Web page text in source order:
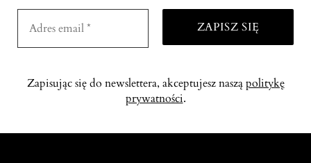
Zapisując się do newslettera, akceptujesz nasząpolitykę
prywatności.